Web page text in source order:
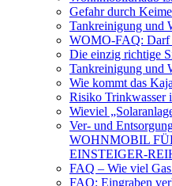
Gefahr durch
Tankreinigung und
WOMO-FAQ: Darf
Die einzig richtige
Tankreinigung und
Wie kommt das
Risiko Trinkwasser
Wieviel
Ver- und
WOHNMOBIL
EINSTEIGER-
FAQ – Wie viel
FAQ: Eingraben